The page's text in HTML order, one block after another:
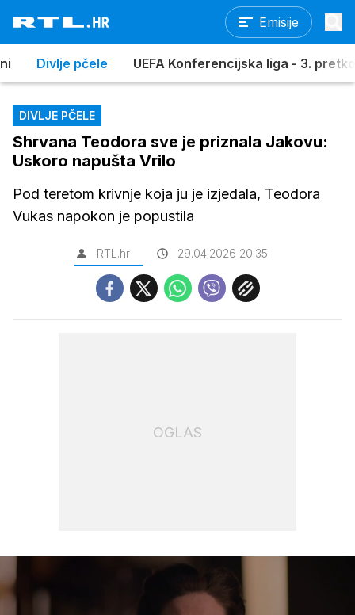
Emisije
Divlje pčele UEFA Konferencijska liga - 3.
DIVLJE PČELE
Shrvana Teodora sve je priznala Jakovu:
Uskoro napušta Vrilo
Pod teretom krivnje koja ju je izjedala, Teodora
Vukas napokon je popustila
RTL.hr 29.04.2026 20:35
OGLAS